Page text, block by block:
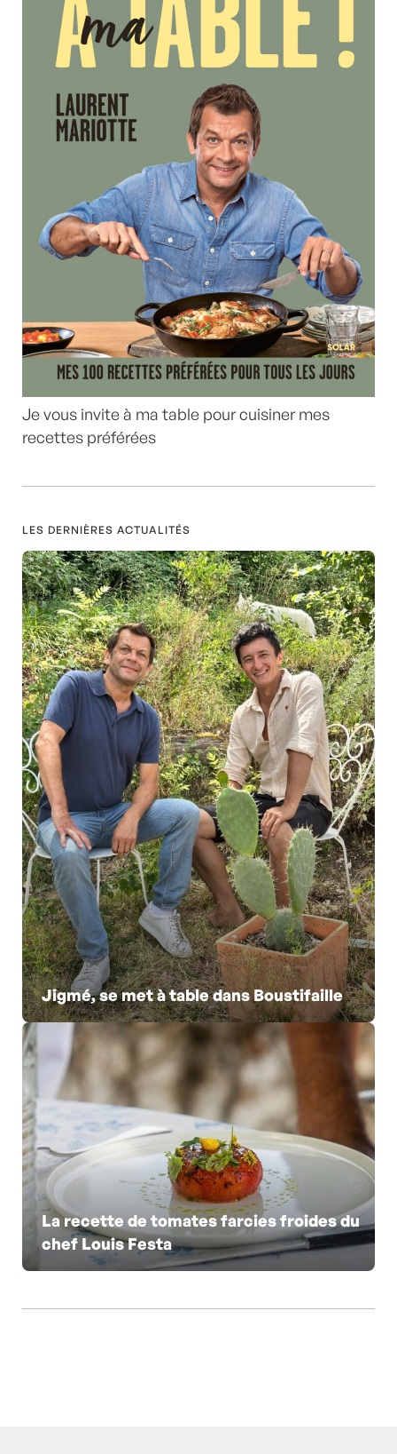
Je vous invite à ma table pour cuisiner mes
recettes préférées
LES DERNIÈRES ACTUALITÉS
Jigmé, se met à table dans Boustifaille
La recette de tomates farcies froides du
chef Louis Festa